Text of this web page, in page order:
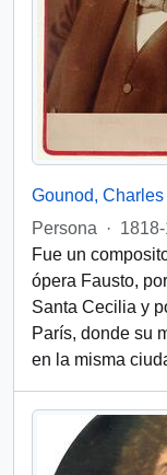
Gounod, Charles
Persona
·
Fue un
ópera Fausto,
Santa Cecilia y
París, donde su
en la misma